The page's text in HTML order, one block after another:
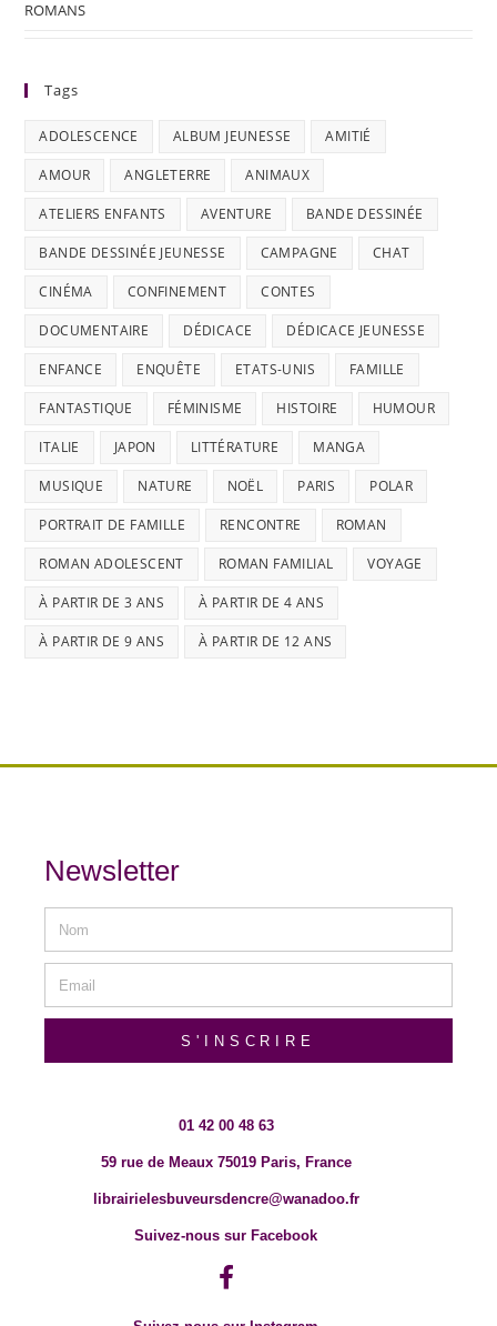
ROMANS
Tags
ADOLESCENCE ALBUM JEUNESSE AMITIÉ
AMOUR ANGLETERRE ANIMAUX
ATELIERS ENFANTS AVENTURE BANDE DESSINÉE
BANDE DESSINÉE JEUNESSE CAMPAGNE CHAT
CINÉMA CONFINEMENT CONTES
DOCUMENTAIRE DÉDICACE DÉDICACE JEUNESSE
ENFANCE ENQUÊTE ETATS-UNIS FAMILLE
FANTASTIQUE FÉMINISME HISTOIRE HUMOUR
ITALIE JAPON LITTÉRATURE MANGA
MUSIQUE NATURE NOËL PARIS POLAR
PORTRAIT DE FAMILLE RENCONTRE ROMAN
ROMAN ADOLESCENT ROMAN FAMILIAL VOYAGE
À PARTIR DE 3 ANS À PARTIR DE 4 ANS
À PARTIR DE 9 ANS À PARTIR DE 12 ANS
Newsletter
S'INSCRIRE
01 42 00 48 63
59 rue de Meaux 75019 Paris, France
librairielesbuveursdencre@wanadoo.fr
Suivez-nous sur Facebook